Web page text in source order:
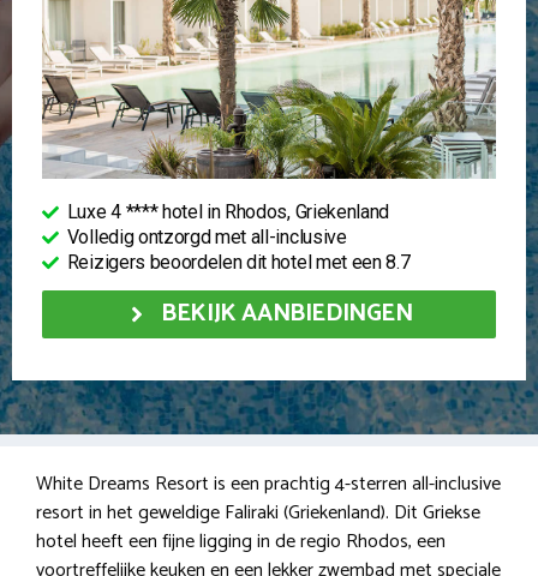
Luxe 4 **** hotel in Rhodos, Griekenland
Volledig ontzorgd met all-inclusive
Reizigers beoordelen dit hotel met een 8.7
BEKIJK AANBIEDINGEN
White Dreams Resort is een prachtig 4-sterren all-inclusive
resort in het geweldige Faliraki (Griekenland). Dit Griekse
hotel heeft een fijne ligging in de regio Rhodos, een